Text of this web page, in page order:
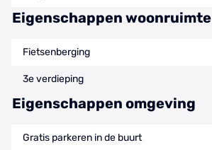
Eigenschappen woonruimte
Fietsenberging
3e verdieping
Eigenschappen omgeving
Gratis parkeren in de buurt